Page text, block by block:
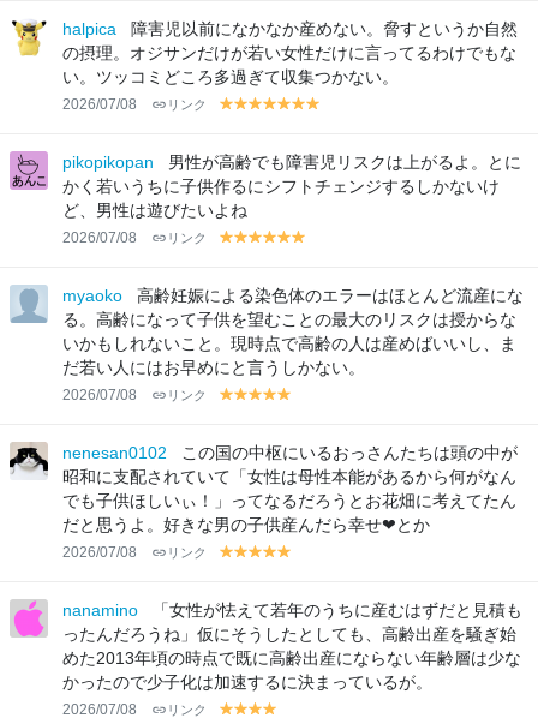
lo
w
lo
w
lo
w
lo
w
lo
w
lo
w
lo
w
lo
w
lo
w
lo
w
halpica
障害児以前になかなか産めない。脅すというか自然
の摂理。オジサンだけが若い女性だけに言ってるわけでもな
い。ツッコミどころ多過ぎて収集つかない。
2026/07/08 リンク
y
lo
w
y
lo
w
y
lo
w
y
lo
w
y
lo
w
y
lo
w
lo
w
pikopikopan
男性が高齢でも障害児リスクは上がるよ。とに
かく若いうちに子供作るにシフトチェンジするしかないけ
ど、男性は遊びたいよね
2026/07/08 リンク
y
lo
w
y
lo
w
y
lo
w
y
lo
w
y
lo
w
lo
w
myaoko
高齢妊娠による染色体のエラーはほとんど流産にな
る。高齢になって子供を望むことの最大のリスクは授からな
いかもしれないこと。現時点で高齢の人は産めばいいし、ま
だ若い人にはお早めにと言うしかない。
2026/07/08 リンク
y
lo
w
y
lo
w
y
lo
w
y
lo
w
lo
w
nenesan0102
この国の中枢にいるおっさんたちは頭の中が
昭和に支配されていて「女性は母性本能があるから何がなん
でも子供ほしいぃ！」ってなるだろうとお花畑に考えてたん
だと思うよ。好きな男の子供産んだら幸せ❤︎とか
2026/07/08 リンク
y
lo
w
y
lo
w
y
lo
w
y
lo
w
lo
w
nanamino
「女性が怯えて若年のうちに産むはずだと見積も
ったんだろうね」仮にそうしたとしても、高齢出産を騒ぎ始
めた2013年頃の時点で既に高齢出産にならない年齢層は少な
かったので少子化は加速するに決まっているが。
2026/07/08 リンク
y y y